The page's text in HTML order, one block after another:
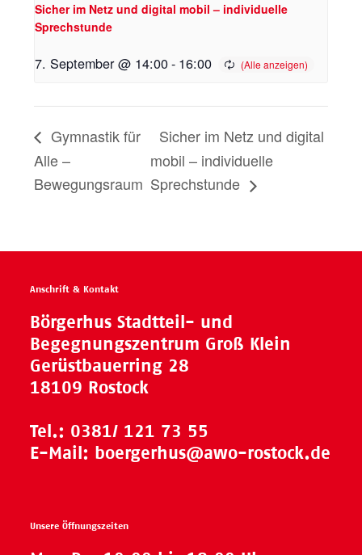
Sicher im Netz und digital mobil – individuelle
Sprechstunde
7. September @ 14:00- 16:00
Gymnastik für
Alle –
Bewegungsraum
Sicher im Netz und digital
mobil – individuelle
Sprechstunde
Anschrift & Kontakt
Börgerhus Stadtteil- und
Begegnungszentrum Groß Klein
Gerüstbauerring 28
18109 Rostock
Tel.: 0381/ 121 73 55
E-Mail: boergerhus@awo-rostock.de
Unsere Öffnungszeiten